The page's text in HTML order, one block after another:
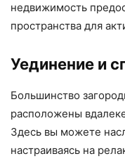
недвижимость
пространства для
Уединение и
Большинство
расположены
Здесь вы можете
настраиваясь на